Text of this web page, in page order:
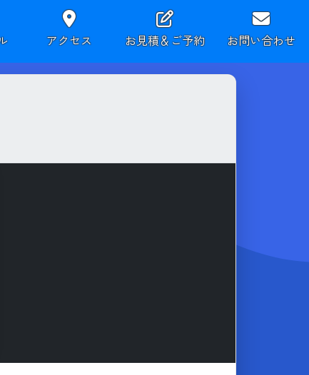
アクセス お見積＆ご予約 お問い合わせ